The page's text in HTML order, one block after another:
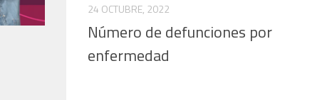
24 OCTUBRE, 2022
Número de defunciones por
enfermedad